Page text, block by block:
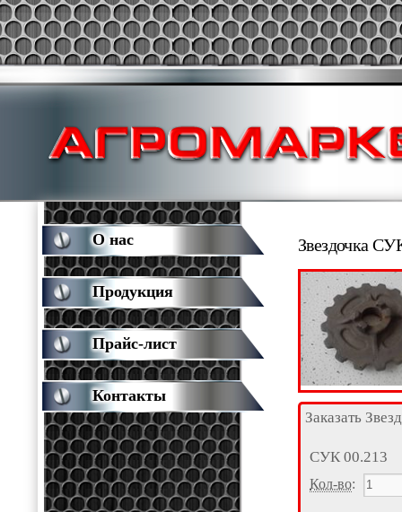
Звездочка
Заказать
СУК 00.213
Кол-во:
О нас
Продукция
Прайс-лист
Контакты